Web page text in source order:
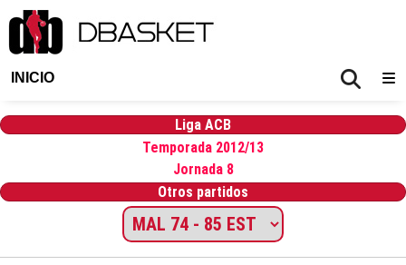
INICIO
Liga ACB
Temporada 2012/13
Jornada 8
Otros partidos